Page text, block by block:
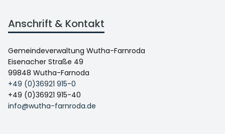
Anschrift & Kontakt
Gemeindeverwaltung Wutha-Farnroda
Eisenacher Straße 49
99848 Wutha-Farnoda
+49 (0)36921 915-0
+49 (0)36921 915-40
info@wutha-farnroda.de